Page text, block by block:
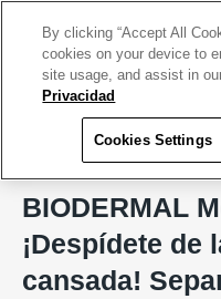
BIODERMAL Med Spa
BIODERMAL
¡Despídete de
cansada!
By clicking “Accept All
cookies on your device to
site usage, and assist in
Privacidad
Cookies Settings